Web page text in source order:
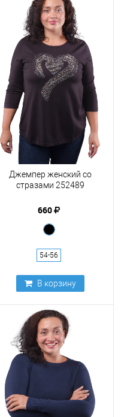
Джемпер женский со
стразами 252489
660
54-56
В корзину